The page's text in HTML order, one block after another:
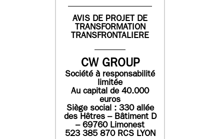
AVIS DE PROJET DE
TRANSFORMATION
TRANSFRONTALIERE
CW GROUP
Société à responsabilité
limitée
Au capital de 40.000
euros
Siège social : 330 allée
des Hêtres – Bâtiment D
– 69760 Limonest
523 385 870 RCS LYON